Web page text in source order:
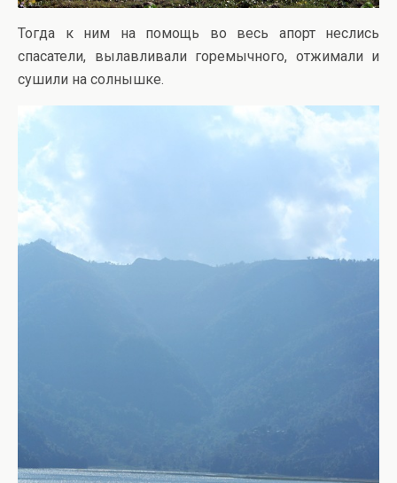
Тогда к ним на помощь во весь апорт неслись
спасатели, вылавливали горемычного, отжимали и
сушили на солнышке.